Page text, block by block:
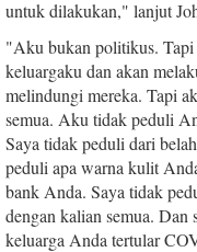
untuk dilakukan," lanjut
"Aku bukan politikus. Tapi
keluargaku dan akan
melindungi mereka. Tapi
semua. Aku tidak peduli
Saya tidak peduli dari
peduli apa warna kulit
bank Anda. Saya tidak
dengan kalian semua.
keluarga Anda tertular